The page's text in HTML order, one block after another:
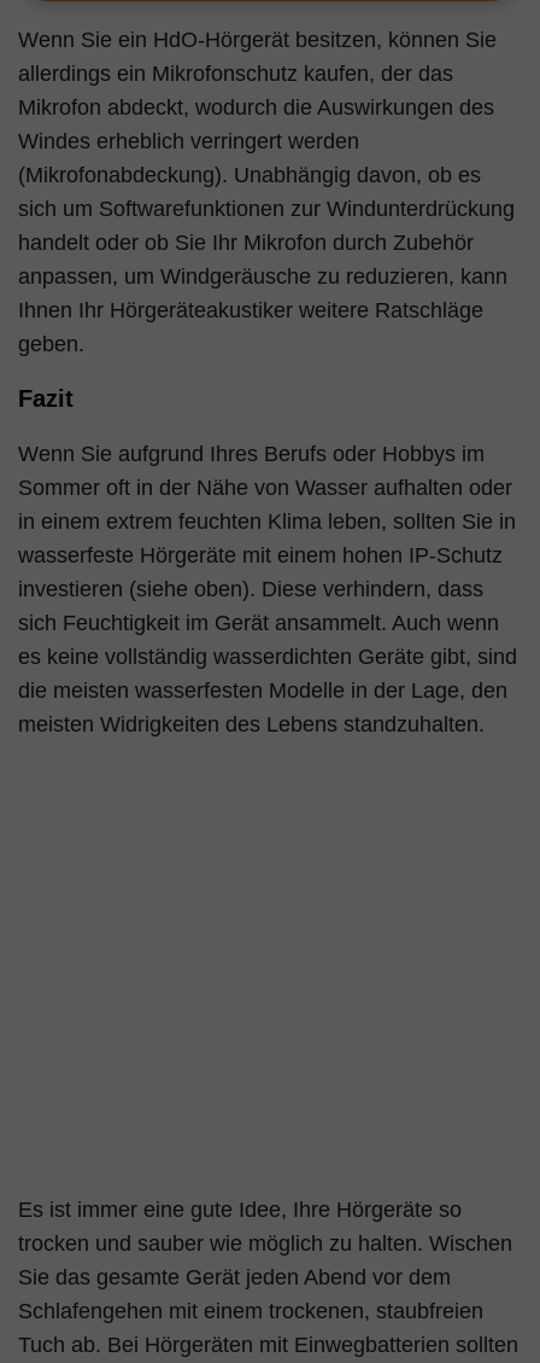
Wenn Sie ein HdO-Hörgerät besitzen, können Sie
allerdings ein Mikrofonschutz kaufen, der das
Mikrofon abdeckt, wodurch die Auswirkungen des
Windes erheblich verringert werden
(Mikrofonabdeckung). Unabhängig davon, ob es
sich um Softwarefunktionen zur Windunterdrückung
handelt oder ob Sie Ihr Mikrofon durch Zubehör
anpassen, um Windgeräusche zu reduzieren, kann
Ihnen Ihr Hörgeräteakustiker weitere Ratschläge
geben.
Fazit
Wenn Sie aufgrund Ihres Berufs oder Hobbys im
Sommer oft in der Nähe von Wasser aufhalten oder
in einem extrem feuchten Klima leben, sollten Sie in
wasserfeste Hörgeräte mit einem hohen IP-Schutz
investieren (siehe oben). Diese verhindern, dass
sich Feuchtigkeit im Gerät ansammelt. Auch wenn
es keine vollständig wasserdichten Geräte gibt, sind
die meisten wasserfesten Modelle in der Lage, den
meisten Widrigkeiten des Lebens standzuhalten.
Es ist immer eine gute Idee, Ihre Hörgeräte so
trocken und sauber wie möglich zu halten. Wischen
Sie das gesamte Gerät jeden Abend vor dem
Schlafengehen mit einem trockenen, staubfreien
Tuch ab. Bei Hörgeräten mit Einwegbatterien sollten